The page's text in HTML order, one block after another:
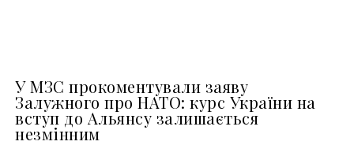
У МЗС прокоментували заяву
Залужного про НАТО: курс України на
вступ до Альянсу залишається
незмінним